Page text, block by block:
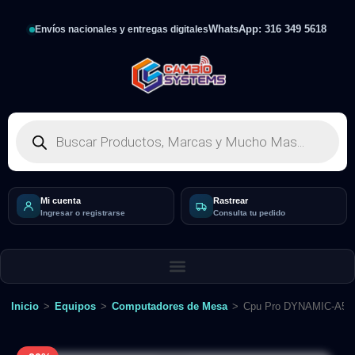
Envíos nacionales y entregas digitalesWhatsApp: 316 349 5618
Mi cuenta
Ingresar o registrarse
Rastrear
Consulta tu pedido
Inicio > Equipos > Computadores de Mesa > Cpu Pro DYNAMIC-